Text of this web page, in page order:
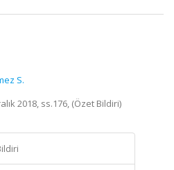
S.
2018, ss.176, (Özet Bildiri)